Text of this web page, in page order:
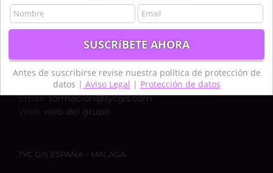
TYC GIS ESPAÑA – MADRID
Calle Bravo Murillo 50, 1ºC,
28003, MADRID
Teléfono:+34 910 325 482
+34 635 619 882
Email:formacion@tycgis.com
Web: web del grupo
TYC GIS ESPAÑA – MÁLAGA
Antes de suscribirse revise nuestra política de protección de
datos | Aviso Legal | Protección de datos